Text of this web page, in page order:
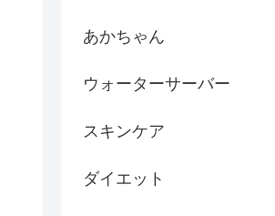
あかちゃん
ウォーターサーバー
スキンケア
ダイエット